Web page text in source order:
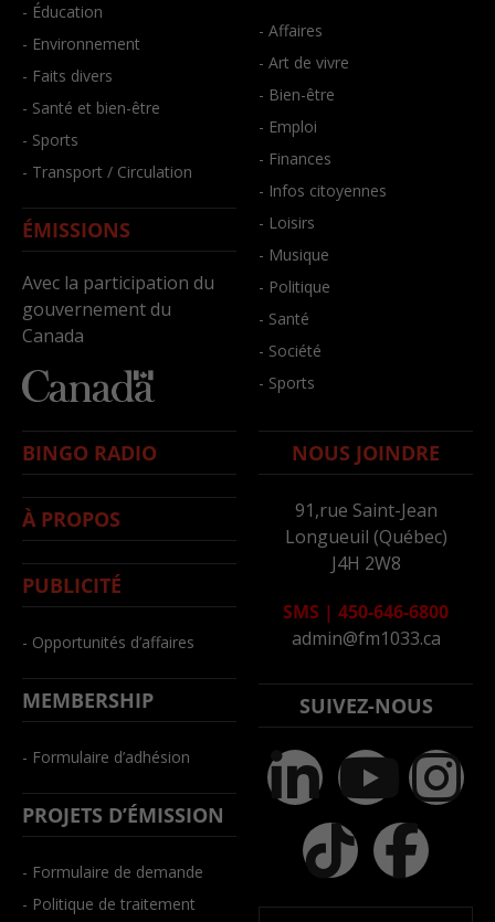
- Éducation
- Environnement
- Faits divers
- Santé et bien-être
- Sports
- Transport / Circulation
ÉMISSIONS
Avec la participation du
gouvernement du
Canada
- Affaires
- Art de vivre
- Bien-être
- Emploi
- Finances
- Infos citoyennes
- Loisirs
- Musique
- Politique
- Santé
- Société
- Sports
BINGO RADIO
À PROPOS
PUBLICITÉ
- Opportunités d’affaires
MEMBERSHIP
- Formulaire d’adhésion
PROJETS D’ÉMISSION
- Formulaire de demande
- Politique de traitement
NOUS JOINDRE
91,rue Saint-Jean
Longueuil (Québec)
J4H 2W8
SMS | 450-646-6800
admin@fm1033.ca
SUIVEZ-NOUS